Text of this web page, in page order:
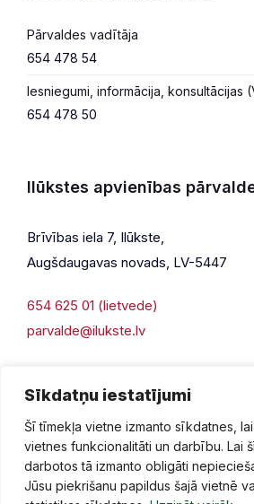
Sīkdatņu iestatījumi
Šī tīmekļa vietne izmanto sīkdatnes,
vietnes funkcionalitāti un darbību. Lai
darbotos tā izmanto obligāti
Jūsu piekrišanu papildus šajā vietnē
Pārvaldes vadītāja
654 478 54
Iesniegumi, informācija, konsultācijas
654 478 50
Ilūkstes apvienības
Brīvības iela 7, Ilūkste,
Augšdaugavas novads, LV-5447
654 625 01 (lietvede)
parvalde@ilukste.lv
Privātuma politika